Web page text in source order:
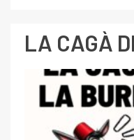
LA CAGÀ